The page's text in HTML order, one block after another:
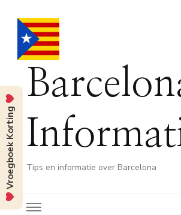
Tips en informatie over Barcelona
Vroegboek Korting